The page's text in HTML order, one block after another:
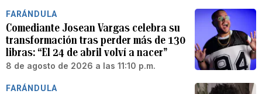
FARÁNDULA
Comediante Josean Vargas celebra su
transformación tras perder más de 130
libras: “El 24 de abril volví a nacer”
8 de agosto de 2026 a las 11:10 p.m.
FARÁNDULA